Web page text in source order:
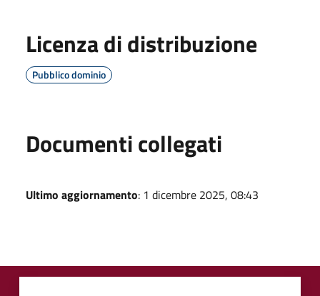
Licenza di distribuzione
Pubblico dominio
Documenti collegati
Ultimo aggiornamento: 1 dicembre 2025, 08:43